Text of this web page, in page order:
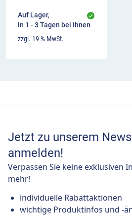
Auf Lager,
in 1 - 3 Tagen bei Ihnen
zzgl. 19 % MwSt.
Jetzt zu unserem
anmelden!
Verpassen Sie keine exklusiven
mehr!
individuelle Rabattaktionen
wichtige Produktinfos und -